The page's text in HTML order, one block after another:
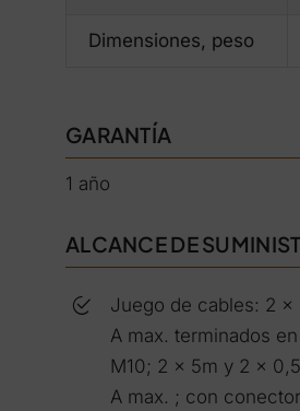
Dimensiones, peso
GARANTÍA
1 año
ALCANCE DE
Juego de cables: 2 x
A max. terminados
M10; 2 x 5m y 2 x
A max. ; con